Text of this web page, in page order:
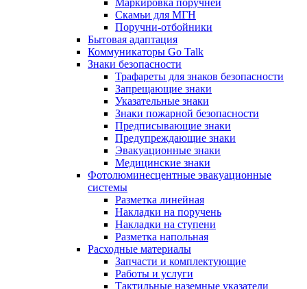
Маркировка поручней
Скамьи для МГН
Поручни-отбойники
Бытовая адаптация
Коммуникаторы Go Talk
Знаки безопасности
Трафареты для знаков безопасности
Запрещающие знаки
Указательные знаки
Знаки пожарной безопасности
Предписывающие знаки
Предупреждающие знаки
Эвакуационные знаки
Медицинские знаки
Фотолюминесцентные эвакуационные
системы
Разметка линейная
Накладки на поручень
Накладки на ступени
Разметка напольная
Расходные материалы
Запчасти и комплектующие
Работы и услуги
Тактильные наземные указатели